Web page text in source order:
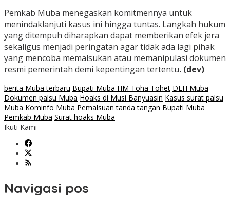
Pemkab Muba menegaskan komitmennya untuk
menindaklanjuti kasus ini hingga tuntas. Langkah hukum
yang ditempuh diharapkan dapat memberikan efek jera
sekaligus menjadi peringatan agar tidak ada lagi pihak
yang mencoba memalsukan atau memanipulasi dokumen
resmi pemerintah demi kepentingan tertentu. (dev)
berita Muba terbaru Bupati Muba HM Toha Tohet DLH Muba
Dokumen palsu Muba Hoaks di Musi Banyuasin Kasus surat palsu
Muba Kominfo Muba Pemalsuan tanda tangan Bupati Muba
Pemkab Muba Surat hoaks Muba
Ikuti Kami
Navigasi pos